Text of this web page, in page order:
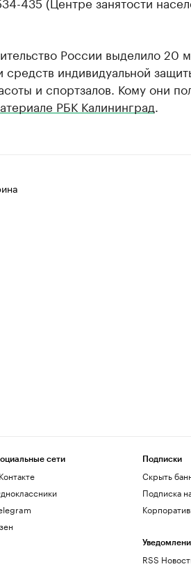
России выделило 20
средств индивидуальной
и спортзалов. Кому они
РБК Калининград
сети Подписки
Скрыть
Подписка
RSS